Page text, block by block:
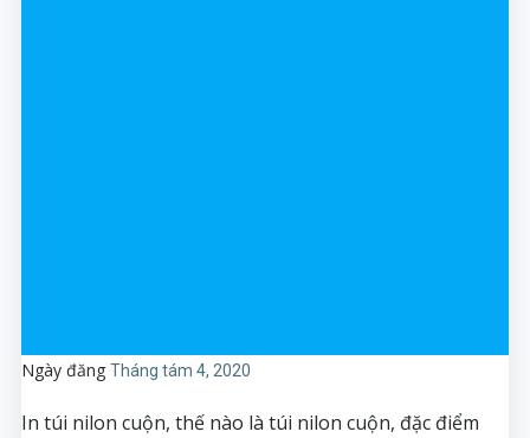
Ngày đăng Tháng tám 4, 2020
In túi nilon cuộn, thế nào là túi nilon cuộn, đặc điểm